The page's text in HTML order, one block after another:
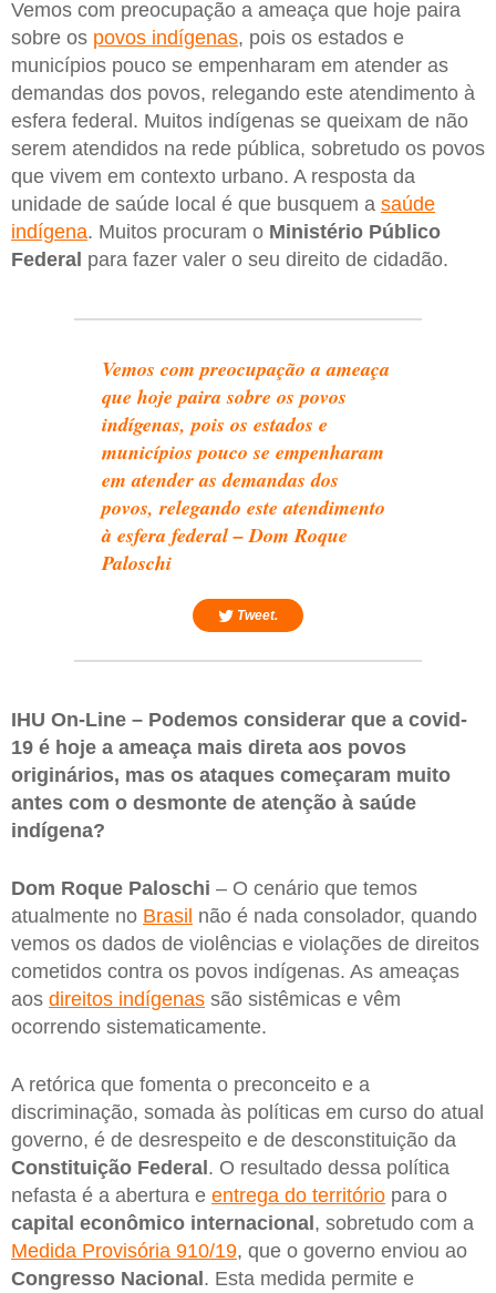
Vemos com preocupação a ameaça que hoje paira
sobre os povos indígenas, pois os estados e
municípios pouco se empenharam em atender as
demandas dos povos, relegando este atendimento à
esfera federal. Muitos indígenas se queixam de não
serem atendidos na rede pública, sobretudo os povos
que vivem em contexto urbano. A resposta da
unidade de saúde local é que busquem a saúde
indígena. Muitos procuram o Ministério Público
Federal para fazer valer o seu direito de cidadão.
Vemos com preocupação a ameaça
que hoje paira sobre os povos
indígenas, pois os estados e
municípios pouco se empenharam
em atender as demandas dos
povos, relegando este atendimento
à esfera federal – Dom Roque
Paloschi
Tweet.
IHU On-Line – Podemos considerar que a covid-
19 é hoje a ameaça mais direta aos povos
originários, mas os ataques começaram muito
antes com o desmonte de atenção à saúde
indígena?
Dom Roque Paloschi – O cenário que temos
atualmente no Brasil não é nada consolador, quando
vemos os dados de violências e violações de direitos
cometidos contra os povos indígenas. As ameaças
aos direitos indígenas são sistêmicas e vêm
ocorrendo sistematicamente.
A retórica que fomenta o preconceito e a
discriminação, somada às políticas em curso do atual
governo, é de desrespeito e de desconstituição da
Constituição Federal. O resultado dessa política
nefasta é a abertura e entrega do território para o
capital econômico internacional, sobretudo com a
Medida Provisória 910/19, que o governo enviou ao
Congresso Nacional. Esta medida permite e